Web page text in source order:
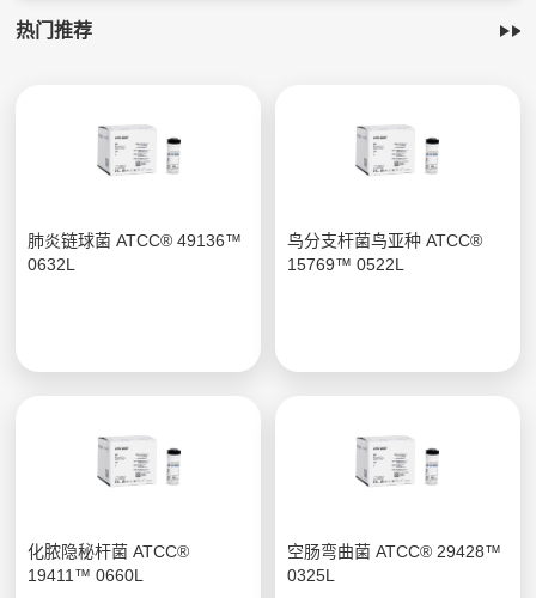
热门推荐
肺炎链球菌 ATCC® 49136™
0632L
鸟分支杆菌鸟亚种 ATCC®
15769™ 0522L
化脓隐秘杆菌 ATCC®
19411™ 0660L
空肠弯曲菌 ATCC® 29428™
0325L